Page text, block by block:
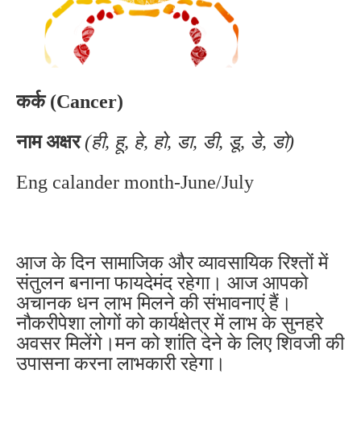
कर्क (Cancer)
नाम अक्षर(ही, हू, हे, हो, डा, डी, डू, डे, डो)
Eng calander month-June/July
आज के दिन सामाजिक और व्यावसायिक रिश्तों में
संतुलन बनाना फायदेमंद रहेगा। आज आपको
अचानक धन लाभ मिलने की संभावनाएं हैं।
नौकरीपेशा लोगों को कार्यक्षेत्र में लाभ के सुनहरे
अवसर मिलेंगे।मन को शांति देने के लिए शिवजी की
उपासना करना लाभकारी रहेगा।